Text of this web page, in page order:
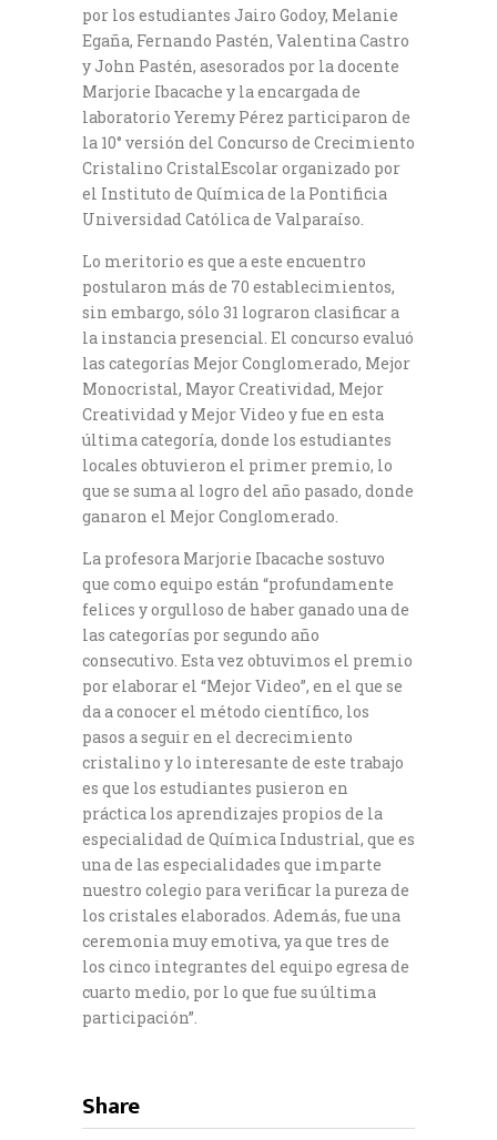
por los estudiantes Jairo Godoy, Melanie
Egaña, Fernando Pastén, Valentina Castro
y John Pastén, asesorados por la docente
Marjorie Ibacache y la encargada de
laboratorio Yeremy Pérez participaron de
la 10° versión del Concurso de Crecimiento
Cristalino CristalEscolar organizado por
el Instituto de Química de la Pontificia
Universidad Católica de Valparaíso.
Lo meritorio es que a este encuentro
postularon más de 70 establecimientos,
sin embargo, sólo 31 lograron clasificar a
la instancia presencial. El concurso evaluó
las categorías Mejor Conglomerado, Mejor
Monocristal, Mayor Creatividad, Mejor
Creatividad y Mejor Video y fue en esta
última categoría, donde los estudiantes
locales obtuvieron el primer premio, lo
que se suma al logro del año pasado, donde
ganaron el Mejor Conglomerado.
La profesora Marjorie Ibacache sostuvo
que como equipo están “profundamente
felices y orgulloso de haber ganado una de
las categorías por segundo año
consecutivo. Esta vez obtuvimos el premio
por elaborar el “Mejor Video”, en el que se
da a conocer el método científico, los
pasos a seguir en el decrecimiento
cristalino y lo interesante de este trabajo
es que los estudiantes pusieron en
práctica los aprendizajes propios de la
especialidad de Química Industrial, que es
una de las especialidades que imparte
nuestro colegio para verificar la pureza de
los cristales elaborados. Además, fue una
ceremonia muy emotiva, ya que tres de
los cinco integrantes del equipo egresa de
cuarto medio, por lo que fue su última
participación”.
Share